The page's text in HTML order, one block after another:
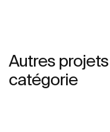
Autres
catégorie